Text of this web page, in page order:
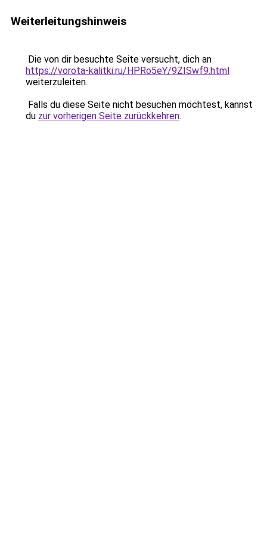
Weiterleitungshinweis
Die von dir besuchte Seite versucht, dich an
https://vorota-kalitki.ru/HPRo5eY/9ZISwf9.html
weiterzuleiten.
Falls du diese Seite nicht besuchen möchtest, kannst
du zur vorherigen Seite zurückkehren.